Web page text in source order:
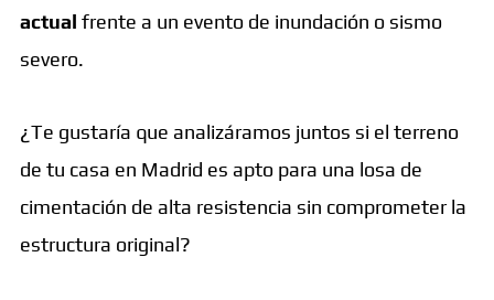
actual frente a un evento de inundación o sismo
severo.
¿Te gustaría que analizáramos juntos si el terreno
de tu casa en Madrid es apto para una losa de
cimentación de alta resistencia sin comprometer la
estructura original?